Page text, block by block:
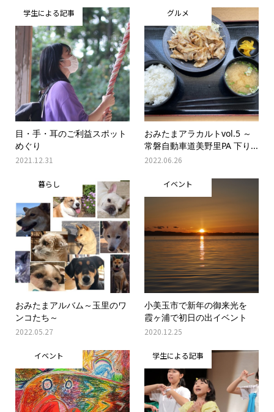
学生による記事
目・手・耳のご利益スポット
めぐり
2021.12.31
グルメ
おみたまアラカルトvol.5 ～
常磐自動車道美野里PA 下り...
2022.06.26
暮らし
おみたまアルバム～玉里のワ
ンコたち～
2022.05.27
イベント
小美玉市で新年の御来光を
霞ヶ浦で初日の出イベント
2020.12.25
イベント 学生による記事